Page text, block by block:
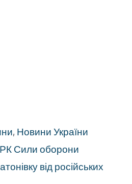
, Новини України
Сили оборони
від російських